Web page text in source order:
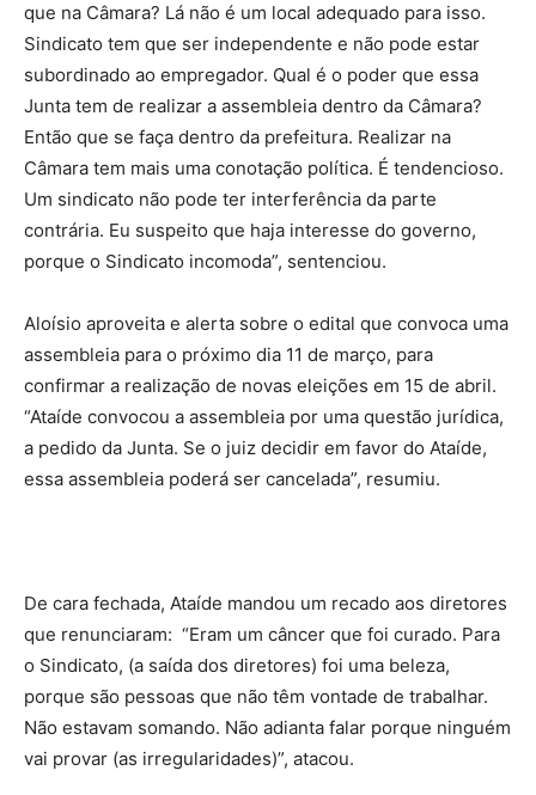
que na Câmara? Lá não é um local adequado para isso.
Sindicato tem que ser independente e não pode estar
subordinado ao empregador. Qual é o poder que essa
Junta tem de realizar a assembleia dentro da Câmara?
Então que se faça dentro da prefeitura. Realizar na
Câmara tem mais uma conotação política. É tendencioso.
Um sindicato não pode ter interferência da parte
contrária. Eu suspeito que haja interesse do governo,
porque o Sindicato incomoda”, sentenciou.
Aloísio aproveita e alerta sobre o edital que convoca uma
assembleia para o próximo dia 11 de março, para
confirmar a realização de novas eleições em 15 de abril.
“Ataíde convocou a assembleia por uma questão jurídica,
a pedido da Junta. Se o juiz decidir em favor do Ataíde,
essa assembleia poderá ser cancelada”, resumiu.
De cara fechada, Ataíde mandou um recado aos diretores
que renunciaram: “Eram um câncer que foi curado. Para
o Sindicato, (a saída dos diretores) foi uma beleza,
porque são pessoas que não têm vontade de trabalhar.
Não estavam somando. Não adianta falar porque ninguém
vai provar (as irregularidades)”, atacou.